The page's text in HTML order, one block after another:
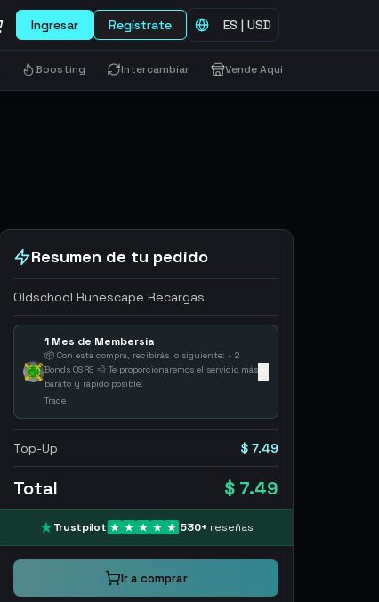
Ingresar Regístrate ES | USD
Boosting Intercambiar Vende Aquí
Resumen de tu pedido
Oldschool Runescape Recargas
1 Mes de Membersia
📦 Con esta compra, recibirás lo siguiente: - 2
Bonds OSRS 💨 Te proporcionaremos el servicio más
barato y rápido posible.
Trade
Top-Up $ 7.49
Total $ 7.49
Trustpilot 530+ reseñas
Ir a comprar